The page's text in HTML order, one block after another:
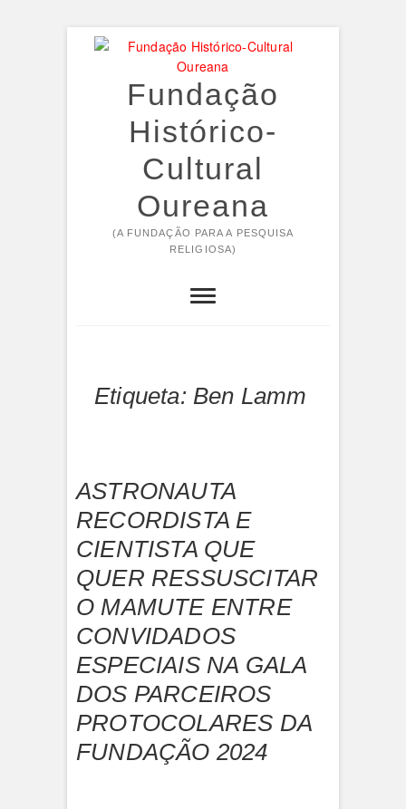
Fundação
Histórico-
Cultural
Oureana
(A FUNDAÇÃO PARA A PESQUISA
RELIGIOSA)
Etiqueta: Ben Lamm
ASTRONAUTA
RECORDISTA E
CIENTISTA QUE
QUER RESSUSCITAR
O MAMUTE ENTRE
CONVIDADOS
ESPECIAIS NA GALA
DOS PARCEIROS
PROTOCOLARES DA
FUNDAÇÃO 2024